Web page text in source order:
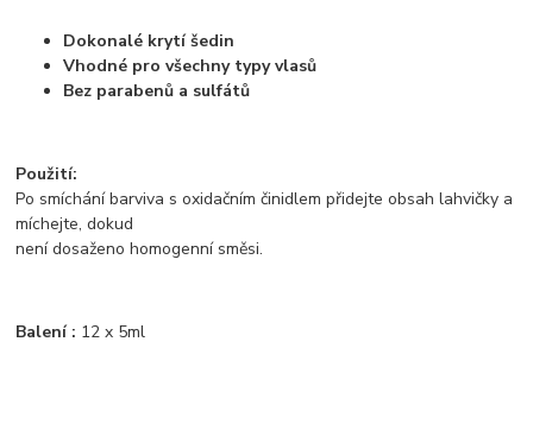
Dokonalé krytí šedin
Vhodné pro všechny typy vlasů
Bez parabenů a sulfátů
Použití:
Po smíchání barviva s oxidačním činidlem přidejte obsah lahvičky a
míchejte, dokud
není dosaženo homogenní směsi.
Balení : 12 x 5ml